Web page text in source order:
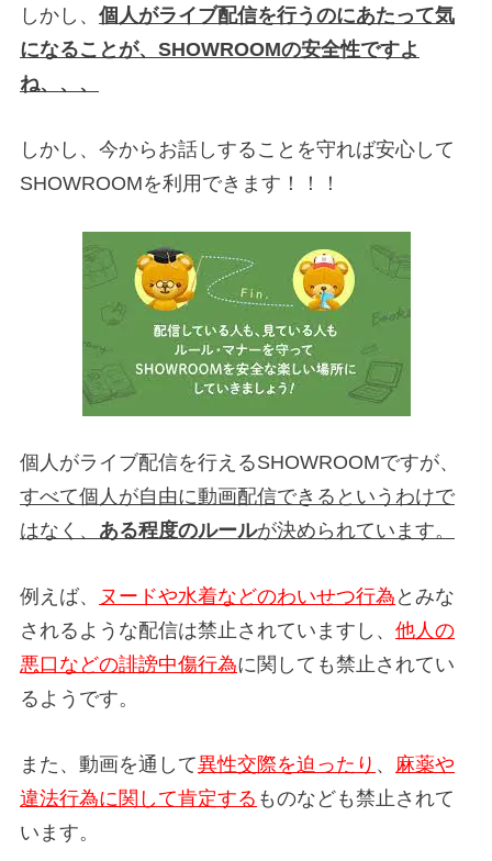
しかし、 個人がライブ配信を行うのにあたって気
になることが、SHOWROOMの安全性ですよ
ね、、、
しかし、今からお話しすることを守れば安心して
SHOWROOMを利用できます！！！
個人がライブ配信を行えるSHOWROOMですが、
すべて個人が自由に動画配信できるというわけで
はなく、 ある程度のルールが決められています。
例えば、 ヌードや水着などのわいせつ行為 とみな
されるような配信は禁止されていますし、 他人の
悪口などの誹謗中傷行為に関しても禁止されてい
るようです。
また、動画を通して異性交際を迫ったり 、 麻薬や
違法行為に関して肯定する ものなども禁止されて
います。